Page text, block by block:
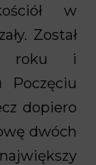
w
Został
roku i
Poczęciu
dopiero
dwóch